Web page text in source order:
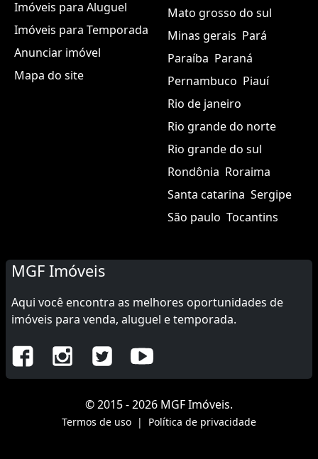
Imóveis para Aluguel
Imóveis para Temporada
Anunciar imóvel
Mapa do site
Mato grosso do sul
Minas gerais Pará
Paraíba Paraná
Pernambuco Piauí
Rio de janeiro
Rio grande do norte
Rio grande do sul
Rondônia Roraima
Santa catarina Sergipe
São paulo Tocantins
MGF Imóveis
Aqui você encontra as melhores oportunidades de
imóveis para venda, aluguel e temporada.
© 2015 - 2026 MGF Imóveis.
Termos de uso | Política de privacidade